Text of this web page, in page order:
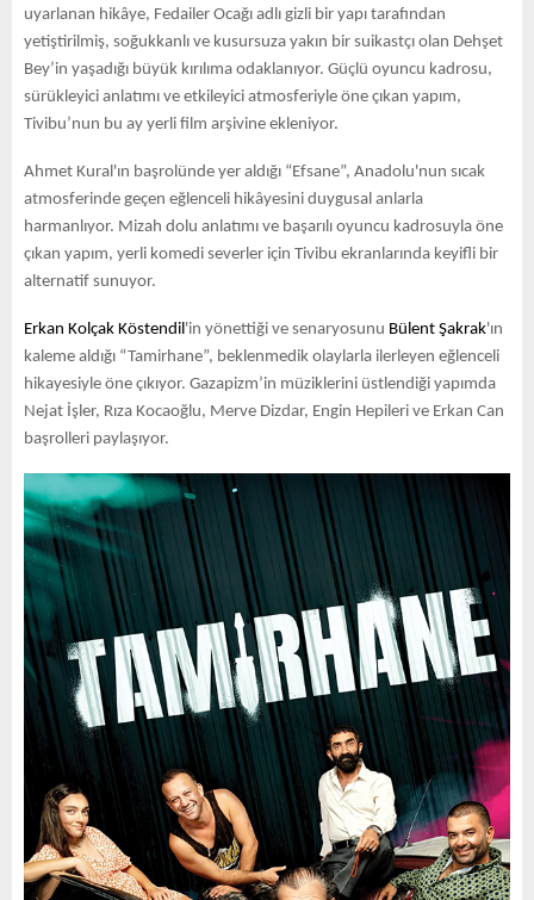
uyarlanan hikâye, Fedailer Ocağı adlı gizli bir yapı tarafından
yetiştirilmiş, soğukkanlı ve kusursuza yakın bir suikastçı olan Dehşet
Bey’in yaşadığı büyük kırılıma odaklanıyor. Güçlü oyuncu kadrosu,
sürükleyici anlatımı ve etkileyici atmosferiyle öne çıkan yapım,
Tivibu’nun bu ay yerli film arşivine ekleniyor.
Ahmet Kural'ın başrolünde yer aldığı “Efsane”, Anadolu'nun sıcak
atmosferinde geçen eğlenceli hikâyesini duygusal anlarla
harmanlıyor. Mizah dolu anlatımı ve başarılı oyuncu kadrosuyla öne
çıkan yapım, yerli komedi severler için Tivibu ekranlarında keyifli bir
alternatif sunuyor.
Erkan Kolçak Köstendil'in yönettiği ve senaryosunu Bülent Şakrak'ın
kaleme aldığı “Tamirhane”, beklenmedik olaylarla ilerleyen eğlenceli
hikayesiyle öne çıkıyor. Gazapizm’in müziklerini üstlendiği yapımda
Nejat İşler, Rıza Kocaoğlu, Merve Dizdar, Engin Hepileri ve Erkan Can
başrolleri paylaşıyor.